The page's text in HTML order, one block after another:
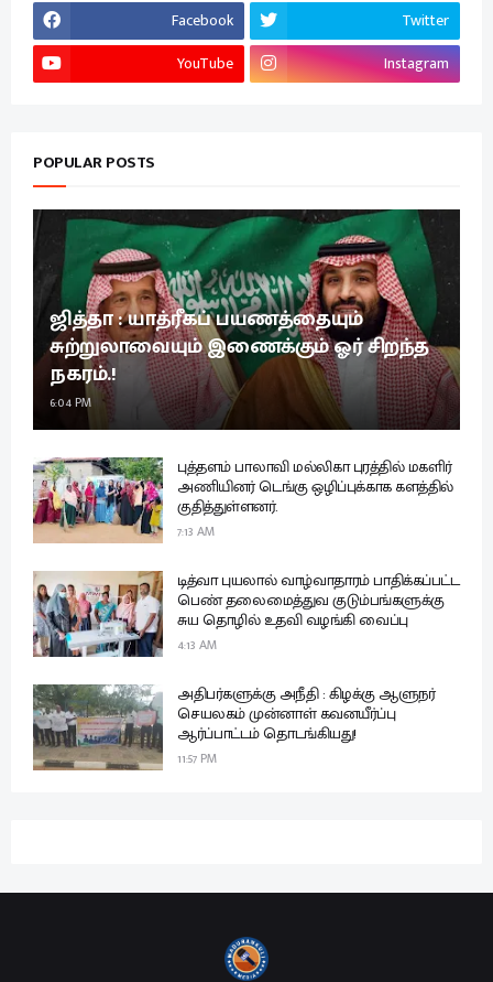
Facebook
Twitter
YouTube
Instagram
POPULAR POSTS
ஜித்தா : யாத்ரீகப் பயணத்தையும்
சுற்றுலாவையும் இணைக்கும் ஓர் சிறந்த
நகரம்.!
6:04 PM
புத்தளம் பாலாவி மல்லிகா புரத்தில் மகளிர்
அணியினர் டெங்கு ஒழிப்புக்காக களத்தில்
குதித்துள்ளனர்.
7:13 AM
டித்வா புயலால் வாழ்வாதாரம் பாதிக்கப்பட்ட
பெண் தலைமைத்துவ குடும்பங்களுக்கு
சுய தொழில் உதவி வழங்கி வைப்பு
4:13 AM
அதிபர்களுக்கு அநீதி : கிழக்கு ஆளுநர்
செயலகம் முன்னாள் கவனயீர்ப்பு
ஆர்ப்பாட்டம் தொடங்கியது!
11:57 PM